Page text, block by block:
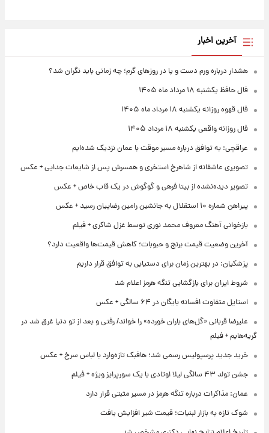
آخرین اخبار
هشدار درباره ورم دست و پا در روزهای گرم؛ چه زمانی باید نگران شد؟
فال حافظ یکشنبه ۱۸ مرداد ماه ۱۴۰۵
فال قهوه روزانه یکشنبه ۱۸ مرداد ماه ۱۴۰۵
فال روزانه واقعی یکشنبه ۱۸ مرداد ۱۴۰۵
عراقچی: به توافق درباره مسیر موقت با عمان نزدیک شده‌ایم
تصویری عاشقانه از شاهرخ استخری و همسرش پس از شایعات جدایی + عکس
تصویر دیده‌نشده از بیتا فرهی و گوگوش در یک قاب خاص + عکس
پیراهن شماره ۱۰ استقلال به جانشین رامین رضاییان رسید + عکس
بازخوانی آهنگ معروف محمد نوری توسط غزل شاکری + فیلم
آخرین وضعیت قیمت برنج و حبوبات؛ کاهش قیمت‌ها واقعیت دارد؟
پزشکیان: در بهترین زمان برای دستیابی به توافق قرار داریم
شروط ایران برای بازگشایی تنگه هرمز اعلام شد
استایل متفاوت افسانه بایگان در ۶۴ سالگی + عکس
علیرضا قربانی «گل‌های باران خورده» را خواند/ رفتی و بعد از تو دنیا غرق شد در
گریه‌هایم + فیلم
خرید جدید پرسپولیس رسمی شد؛ هافبک تازه‌وارد با لباس سرخ + عکس
جشن تولد ۴۳ سالگی لیلا اوتادی با یک سورپرایز ویژه + فیلم
عمان: مذاکرات درباره تنگه هرمز در مسیر مثبتی قرار دارد
شوک تازه به بازار لبنیات؛ قیمت شیر افزایش یافت